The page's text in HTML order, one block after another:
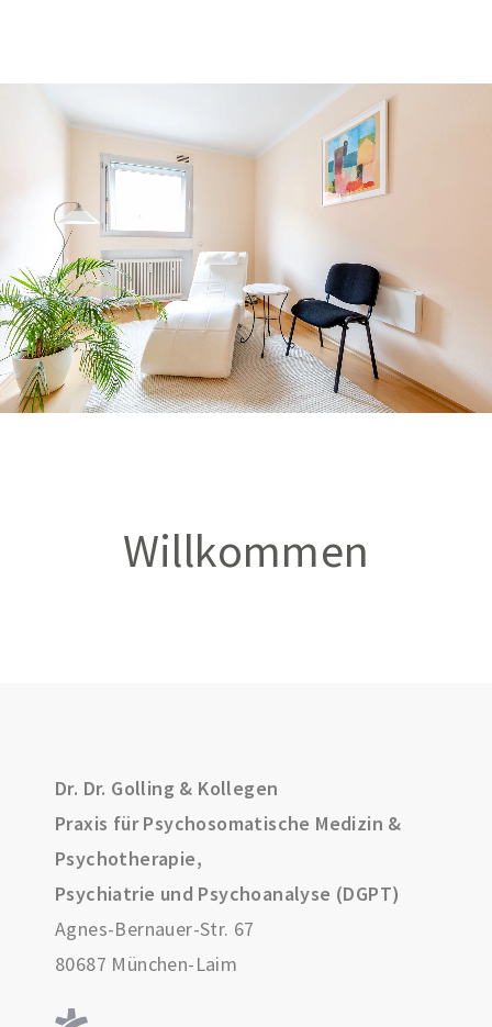
Willkommen
Dr. Dr. Golling & Kollegen
Praxis für Psychosomatische Medizin &
Psychotherapie,
Psychiatrie und Psychoanalyse (DGPT)
Agnes-Bernauer-Str. 67
80687 München-Laim